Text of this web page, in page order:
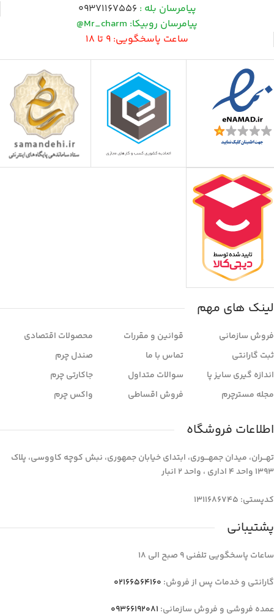
پیامرسان بله : 09371167556
پیامرسان روبیکا: Mr_charm@
ساعت پاسخگویی: 9 تا 18
لینک های مهم
فروش سازمانی
ثبت گارانتی
اندازه گیری سایز پا
مجله مسترچرم
قوانین و مقررات
تماس با ما
سوالات متداول
فروش اقساطی
محصولات اقتصادی
صندل چرم
جاکارتی چرم
واکس چرم
اطلاعات فروشگاه
تهـــران، میدان جمهـــوری، ابتدای خیابان جمهوری، نبش کوچه کاووسی، پلاک
1393 واحد 4 اداری ، واحد 2 انبار
کدپستی: 1311686745
پشتیبانی
ساعات پاسخگویی تلفنی 9 صبح الی 18
گارانتی و خدمات پس از فروش: 02166564160
عمده فروشی و فروش سازمانی: 09366192081